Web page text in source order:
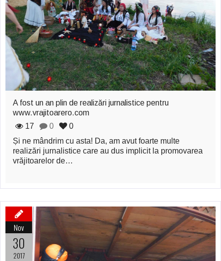
A fost un an plin de realizări jurnalistice pentru
www.vrajitoarero.com
17
0
0
Și ne mândrim cu asta! Da, am avut foarte multe
realizări jurnalistice care au dus implicit la promovarea
vrăjitoarelor de…
Nov
30
2017